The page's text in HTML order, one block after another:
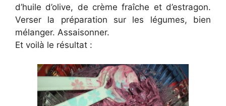
d’huile d’olive, de crème fraîche et d’estragon.
Verser la préparation sur les légumes, bien
mélanger. Assaisonner.
Et voilà le résultat :